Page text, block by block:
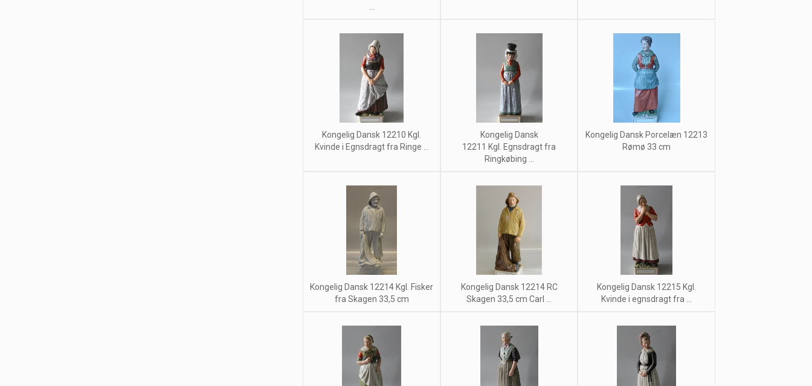
Kongelig Dansk 12210 Kgl.
Kvinde i Egnsdragt fra Ringe ...
Kongelig Dansk
12211 Kgl. Egnsdragt fra
Ringkøbing ...
Kongelig Dansk Porcelæn 12213
Rømø 33 cm
Kongelig Dansk 12214 Kgl. Fisker
fra Skagen 33,5 cm
Kongelig Dansk 12214 RC
Skagen 33,5 cm Carl ...
Kongelig Dansk 12215 Kgl.
Kvinde i egnsdragt fra ...